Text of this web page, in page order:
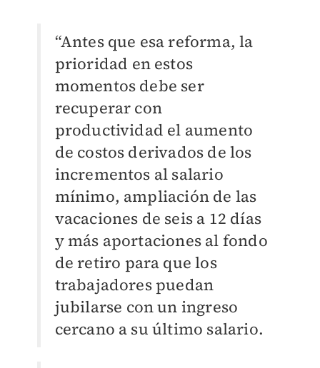
“Antes que esa reforma, la
prioridad en estos
momentos debe ser
recuperar con
productividad el aumento
de costos derivados de los
incrementos al salario
mínimo, ampliación de las
vacaciones de seis a 12 días
y más aportaciones al fondo
de retiro para que los
trabajadores puedan
jubilarse con un ingreso
cercano a su último salario.